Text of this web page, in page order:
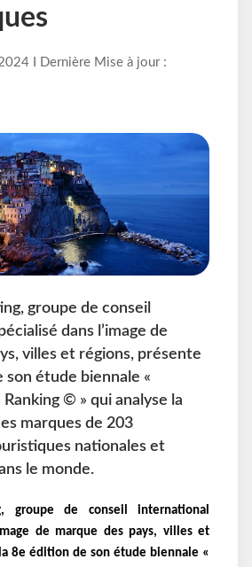
I Dernière Mise à jour :
groupe de conseil
dans l’image de
villes et régions, présente
son étude biennale «
© » qui analyse la
marques de 203
nationales et
le monde.
groupe de conseil international
de marque des pays, villes et
8e édition de son étude biennale «